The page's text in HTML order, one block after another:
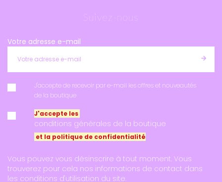
Suivez-nous
Votre adresse e-mail
J'accepte de recevoir par e-mail les offres et nouveautés
de la boutique
J'accepte les
conditions générales de la boutique
et la politique de confidentialité
Vous pouvez vous désinscrire à tout moment. Vous
trouverez pour cela nos informations de contact dans
les conditions d'utilisation du site.